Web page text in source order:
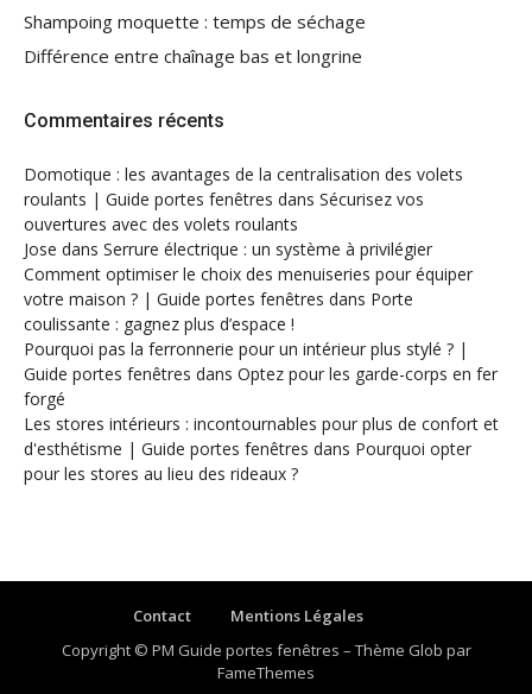
Shampoing moquette : temps de séchage
Différence entre chaînage bas et longrine
Commentaires récents
Domotique : les avantages de la centralisation des volets
roulants | Guide portes fenêtres dans Sécurisez vos
ouvertures avec des volets roulants
Jose dans Serrure électrique : un système à privilégier
Comment optimiser le choix des menuiseries pour équiper
votre maison ? | Guide portes fenêtres dans Porte
coulissante : gagnez plus d’espace !
Pourquoi pas la ferronnerie pour un intérieur plus stylé ? |
Guide portes fenêtres dans Optez pour les garde-corps en fer
forgé
Les stores intérieurs : incontournables pour plus de confort et
d'esthétisme | Guide portes fenêtres dans Pourquoi opter
pour les stores au lieu des rideaux ?
Contact
Mentions Légales
Copyright © PM Guide portes fenêtres – Thème Glob par
FameThemes